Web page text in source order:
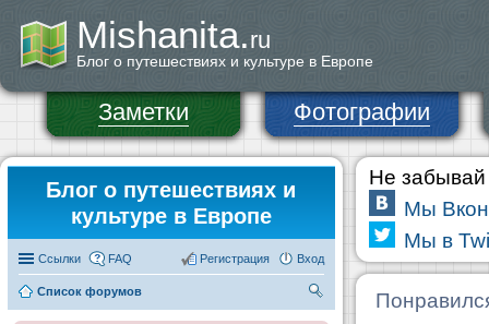
Mishanita.ru
Блог о путешествиях и культуре в Европе
Заметки Фотографии
Блог о путешествиях и
культуре в Европе
Ссылки FAQ Вход
Регистрация
Список форумов
Не забывай
Мы
Мы в